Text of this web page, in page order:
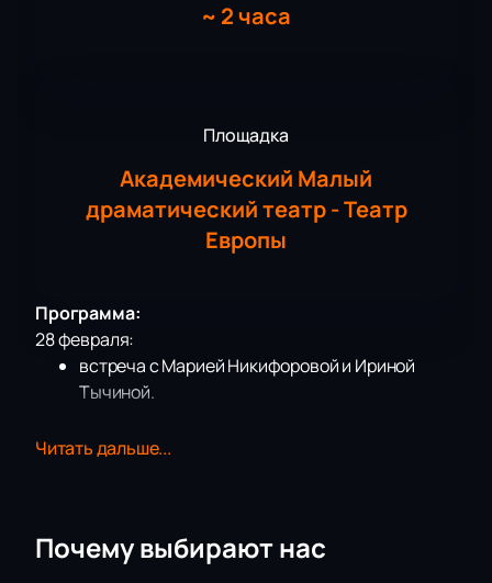
~ 2 часа
Площадка
Академический Малый
драматический театр - Театр
Европы
Программа:
28 февраля:
встреча с Марией Никифоровой и Ириной
Тычиной.
Дата и место проведения
д. 18. Время начала и продолжительность указаны в
афише на нашем сайте.
Читать дальше...
Почему выбирают нас